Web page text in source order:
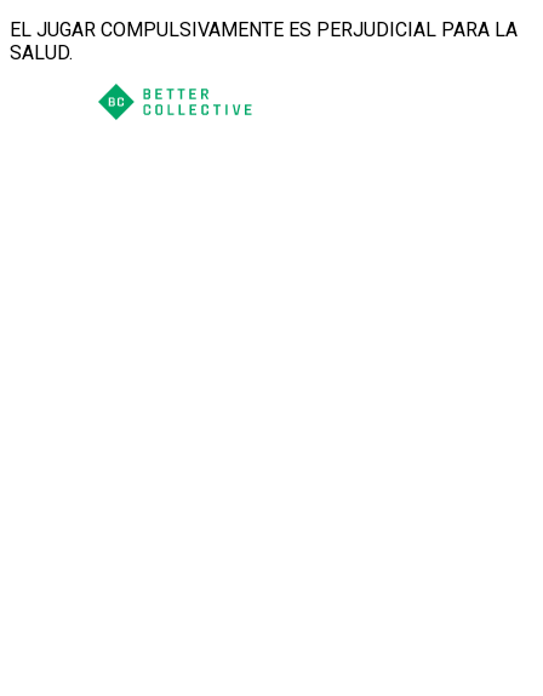
EL JUGAR COMPULSIVAMENTE ES PERJUDICIAL PARA LA
SALUD.